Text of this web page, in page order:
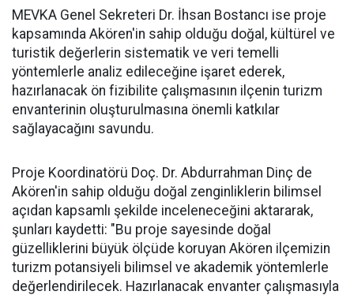
MEVKA Genel Sekreteri Dr. İhsan Bostancı ise proje
kapsamında Akören'in sahip olduğu doğal, kültürel ve
turistik değerlerin sistematik ve veri temelli
yöntemlerle analiz edileceğine işaret ederek,
hazırlanacak ön fizibilite çalışmasının ilçenin turizm
envanterinin oluşturulmasına önemli katkılar
sağlayacağını savundu.
Proje Koordinatörü Doç. Dr. Abdurrahman Dinç de
Akören'in sahip olduğu doğal zenginliklerin bilimsel
açıdan kapsamlı şekilde inceleneceğini aktararak,
şunları kaydetti: "Bu proje sayesinde doğal
güzelliklerini büyük ölçüde koruyan Akören ilçemizin
turizm potansiyeli bilimsel ve akademik yöntemlerle
değerlendirilecek. Hazırlanacak envanter çalışmasıyla